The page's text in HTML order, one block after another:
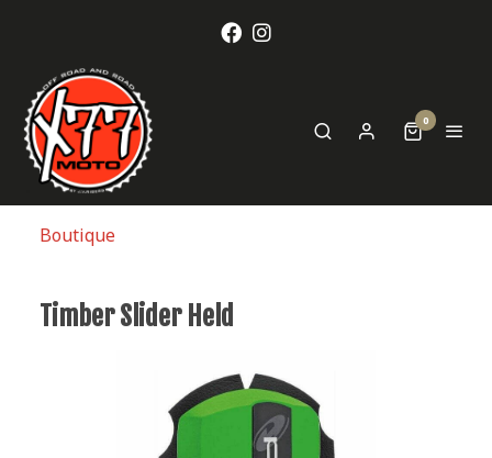
0
Boutique
Timber Slider Held